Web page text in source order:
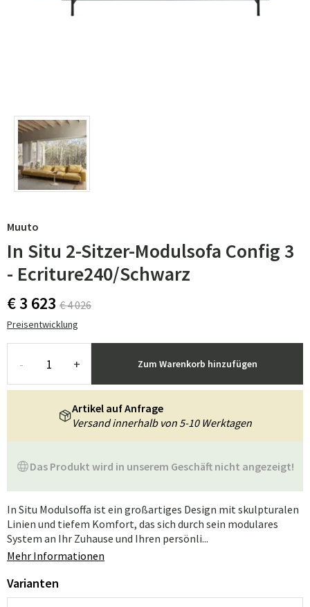
Muuto
In Situ 2-Sitzer-Modulsofa Config 3
- Ecriture240/Schwarz
€ 3 623 € 4 026
Preisentwicklung
- + Zum Warenkorb hinzufügen
Das Produkt wird in unserem Geschäft nicht angezeigt!
Artikel auf Anfrage
Versand innerhalb von 5-10 Werktagen
In Situ Modulsoffa ist ein großartiges Design mit skulpturalen
Linien und tiefem Komfort, das sich durch sein modulares
System an Ihr Zuhause und Ihren persönli...
Mehr Informationen
Varianten